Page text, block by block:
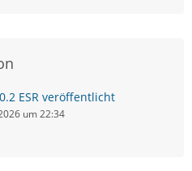
ESR veröffentlicht
um 22:34